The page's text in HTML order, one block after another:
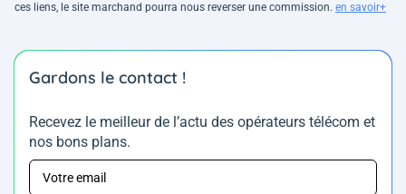
ces liens, le site marchand pourra nous reverser une commission. en savoir+
Gardons le contact !
Recevez le meilleur de l’actu des opérateurs télécom et
nos bons plans.